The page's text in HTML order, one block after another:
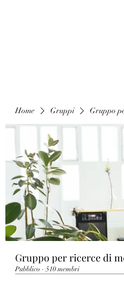
Home Gruppi Gruppo
Gruppo per ricerce di
Pubblico · 510 membri